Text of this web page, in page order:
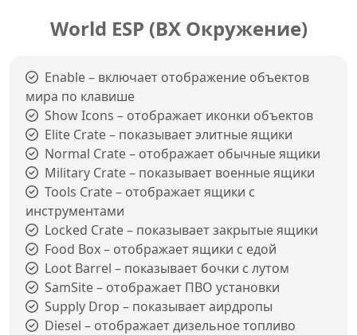
World ESP (ВХ Окружение)
Enable – включает отображение объектов
мира по клавише
Show Icons – отображает иконки объектов
Elite Crate – показывает элитные ящики
Normal Crate – отображает обычные ящики
Military Crate – показывает военные ящики
Tools Crate – отображает ящики с
инструментами
Locked Crate – показывает закрытые ящики
Food Box – отображает ящики с едой
Loot Barrel – показывает бочки с лутом
SamSite – отображает ПВО установки
Supply Drop – показывает аирдропы
Diesel – отображает дизельное топливо